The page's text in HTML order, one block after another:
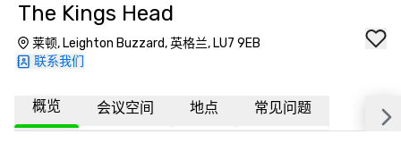
The Kings Head
莱顿, Leighton Buzzard, 英格兰, LU7 9EB
联系我们
概览 会议空间 地点 常见问题